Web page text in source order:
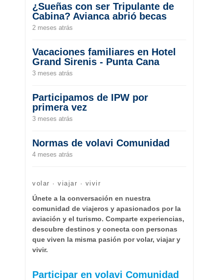
¿Sueñas con ser Tripulante de
Cabina? Avianca abrió becas
2 meses atrás
Vacaciones familiares en Hotel
Grand Sirenis - Punta Cana
3 meses atrás
Participamos de IPW por
primera vez
3 meses atrás
Normas de volavi Comunidad
4 meses atrás
volar · viajar · vivir
Únete a la conversación en nuestra
comunidad de viajeros y apasionados por la
aviación y el turismo. Comparte experiencias,
descubre destinos y conecta con personas
que viven la misma pasión por volar, viajar y
vivir.
Participar en volavi Comunidad